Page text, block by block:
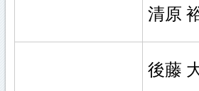
清原
後藤